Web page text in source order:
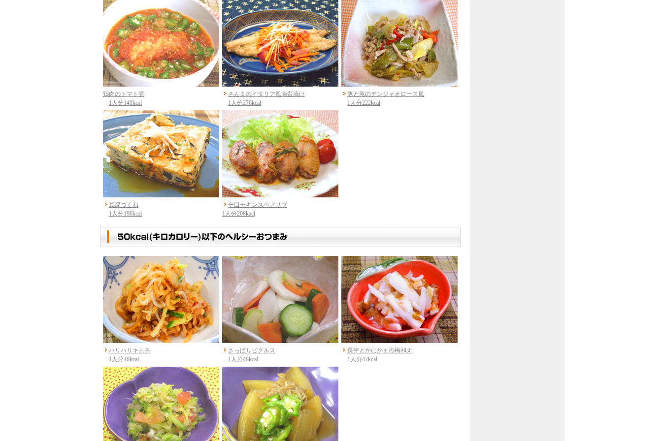
鶏肉のトマト煮
1人分149kcal
さんまのイタリア風南蛮漬け
1人分276kcal
豚と葱のチンジャオロース風
1人分222kcal
豆腐つくね
1人分196kcal
辛口チキンスペアリブ
1人分208kacl
ハリハリキムチ
1人分40kcal
さっぱりピクルス
1人分48kcal
長芋とかにかまの梅和え
1人分47kcal